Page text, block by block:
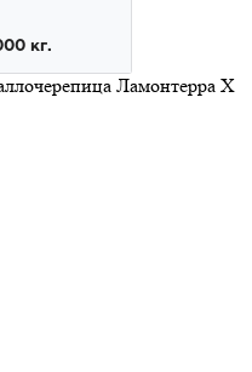
Ламонтерра X